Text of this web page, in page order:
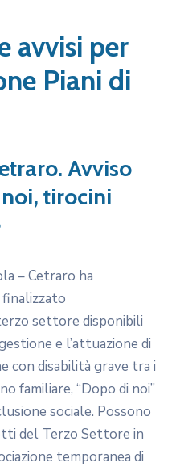
avvisi per
Piani di
Avviso
tirocini
– Cetraro ha
settore disponibili
e l’attuazione di
con disabilità grave tra i
familiare, “Dopo di noi”
sociale. Possono
del Terzo Settore in
temporanea di